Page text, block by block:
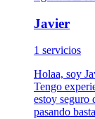
Javier
1 servicios
Holaa, soy
Tengo
estoy seguro
pasando